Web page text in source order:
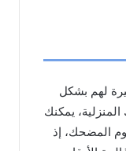
لهم بشكل
يمكنك
المضحك، إذ